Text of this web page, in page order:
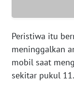
Peristiwa itu
meninggalkan
mobil saat
sekitar pukul
WN
PAPUA